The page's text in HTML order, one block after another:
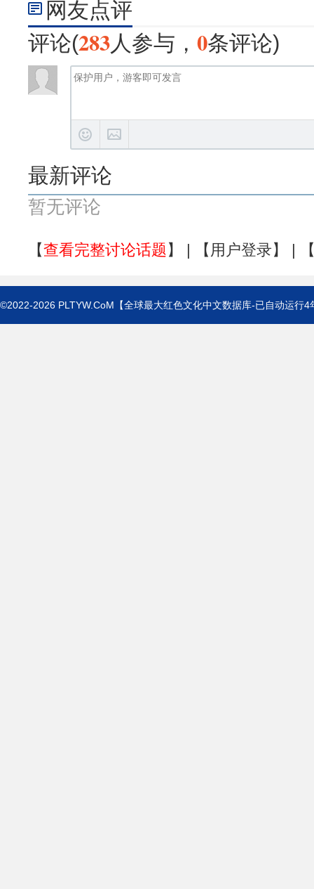
网友点评
评论(283人参与， 0条评论)
最新评论
暂无评论
【查看完整讨论话题】 | 【 用户登录】 |
©2022-2026 PLTYW.CoM 【全球最大红色文化中文数据库-已自动运行4